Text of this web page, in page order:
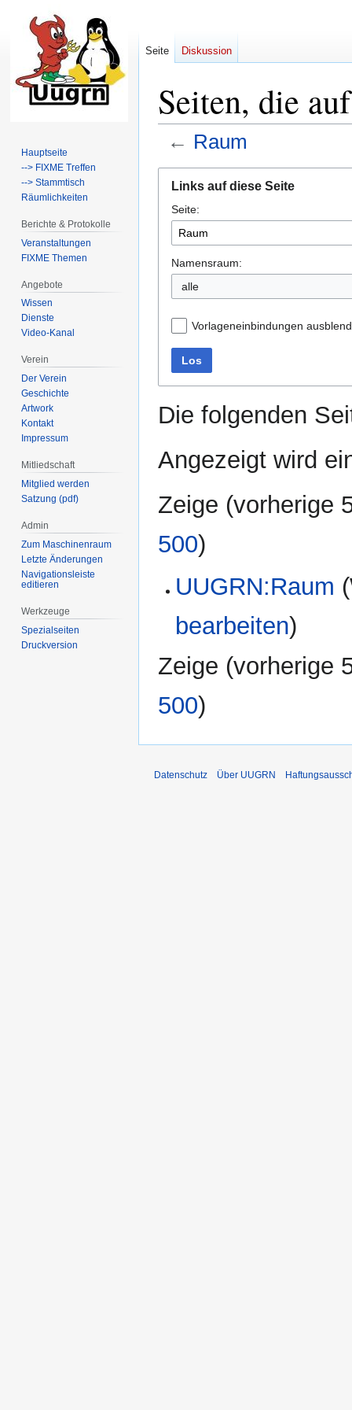
Seiten, die
← Raum
Navigation
springen
Suche
springen
Links auf diese Seite
Seite:
Namensraum:
alle
Vorlageneinbindungen
Los
Die folgenden
Angezeigt wird
Zeige (vorherige
500)
UUGRN:Raum
bearbeiten)
Zeige (vorherige
500)
Seite Diskussion
Hauptseite
--> FIXME Treffen
--> Stammtisch
Räumlichkeiten
Berichte & Protokolle
Veranstaltungen
FIXME Themen
Angebote
Wissen
Dienste
Video-Kanal
Verein
Der Verein
Geschichte
Artwork
Kontakt
Impressum
Mitliedschaft
Mitglied werden
Satzung (pdf)
Admin
Zum Maschinenraum
Letzte Änderungen
Navigationsleiste
editieren
Werkzeuge
Spezialseiten
Druckversion
Datenschutz Über UUGRN